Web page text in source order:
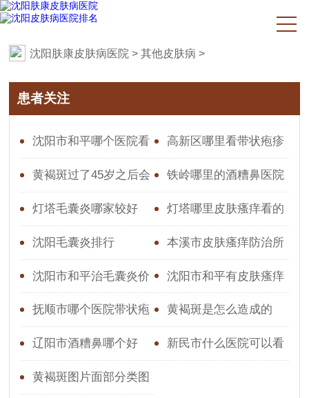
沈阳肤康皮肤病医院 >其他皮肤病 >
患者关注
沈阳市和平哪个医院看
皮肤瘙痒好一点的
高新区哪里看带状疱疹
好些
黄褐斑过了45岁之后会
淡吗
铁岭哪里的酒糟鼻医院
好
灯塔毛囊炎哪家较好 灯塔哪里皮肤瘙痒看的
较好
沈阳毛囊炎排行 本溪市皮肤瘙痒防治所
星期天上班吗
沈阳市和平治毛囊炎价
格
沈阳市和平有皮肤瘙痒
的医院,医院口碑怎么样
抚顺市哪个医院带状疱
疹看的好
黄褐斑是怎么造成的
辽阳市酒糟鼻哪个好 新民市什么医院可以看
黄褐斑图片面部分类图